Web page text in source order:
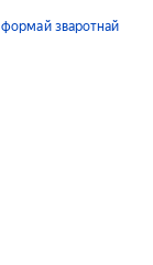
формай зваротнай